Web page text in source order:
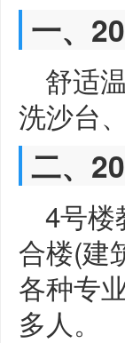
一、
舒适
洗沙台
二、
4号楼
合楼(建
各种专
多人。